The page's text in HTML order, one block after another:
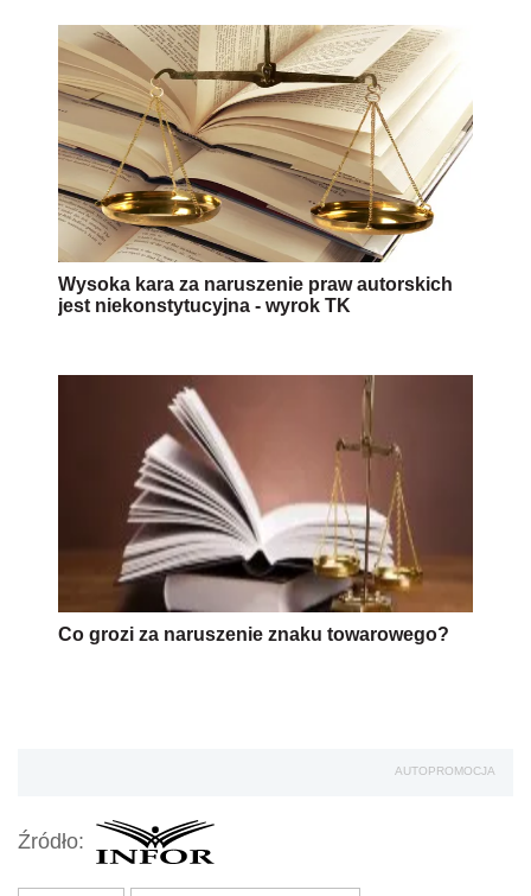
Wysoka kara za naruszenie praw autorskich
jest niekonstytucyjna - wyrok TK
Co grozi za naruszenie znaku towarowego?
AUTOPROMOCJA
Źródło: